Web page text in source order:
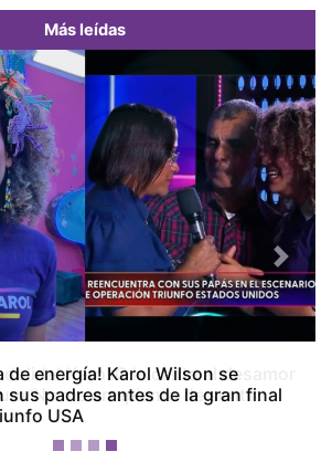
Más leídas
Karol G le canta al desamor
‘No me arrepiento de sentir
Next